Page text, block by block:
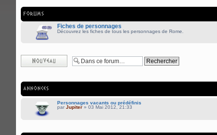
FORUMS
Fiches de personnages
Découvrez les fiches de tous les personnages de Rome.
Écrire un nouveau
ANNONCES
Personnages vacants ou prédéfinis
par Jupiter » 03 Mai 2012, 21:33